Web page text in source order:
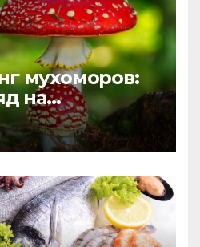
мухоморов:
на